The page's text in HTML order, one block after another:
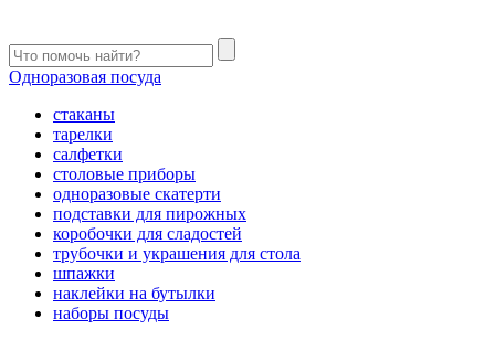
Одноразовая посуда
стаканы
тарелки
салфетки
столовые приборы
одноразовые скатерти
подставки для пирожных
коробочки для сладостей
трубочки и украшения для стола
шпажки
наклейки на бутылки
наборы посуды